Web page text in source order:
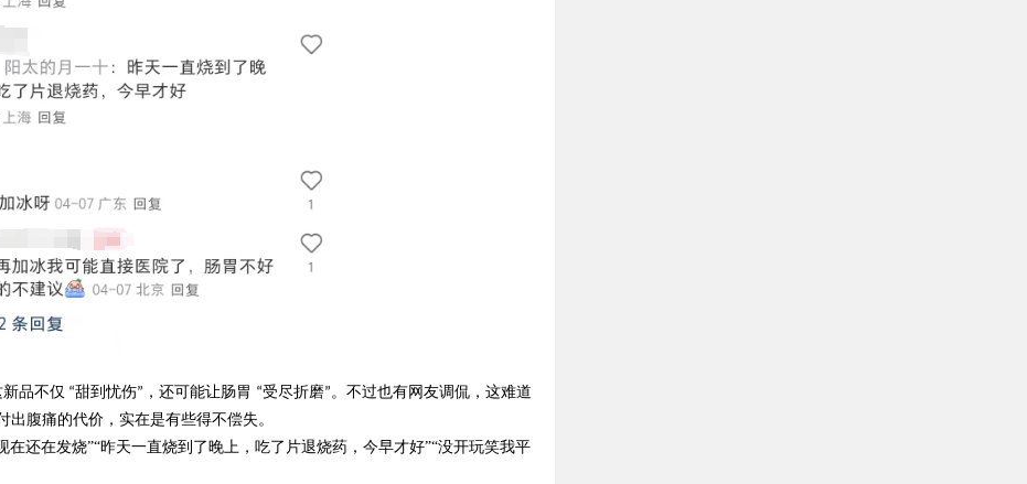
品不仅 “甜到忧伤” ，还可能让肠胃 “受尽折磨”。不过也有网友调侃，这难道
出腹痛的代价，实在是有些得不偿失。
在还在发烧”“昨天一直烧到了晚上，吃了片退烧药，今早才好”“没开玩笑我平